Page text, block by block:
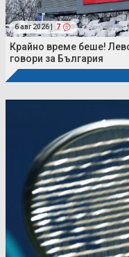
6 авг 2026 | 7
Крайно време беше!
говори за България